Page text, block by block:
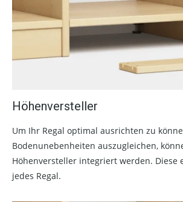
Höhenversteller
Um Ihr Regal optimal ausrichten zu
Bodenunebenheiten auszugleichen,
Höhenversteller integriert werden. Diese
jedes Regal.